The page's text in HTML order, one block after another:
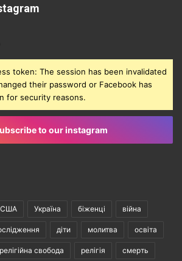
token: The session has been invalidated
their password or Facebook has
for security reasons.
to our instagram
США Україна біженці війна
діти молитва освіта
релігійна свобода релігія смерть